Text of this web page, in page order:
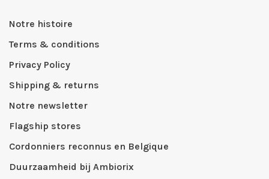
Notre histoire
Terms & conditions
Privacy Policy
Shipping & returns
Notre newsletter
Flagship stores
Cordonniers reconnus en Belgique
Duurzaamheid bij Ambiorix